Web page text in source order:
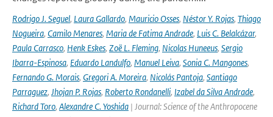
Rodrigo J. Seguel, Laura Gallardo, Mauricio Osses, Néstor Y. Rojas, Thiago
Nogueira, Camilo Menares, Maria de Fatima Andrade, Luis C. Belalcázar,
Paula Carrasco, Henk Eskes, Zoë L. Fleming, Nicolas Huneeus, Sergio
Ibarra-Espinosa, Eduardo Landulfo, Manuel Leiva, Sonia C. Mangones,
Fernando G. Morais, Gregori A. Moreira, Nicolás Pantoja, Santiago
Parraguez, Jhojan P. Rojas, Roberto Rondanelli, Izabel da Silva Andrade,
Richard Toro, Alexandre C. Yoshida | Journal: Science of the Anthropocene